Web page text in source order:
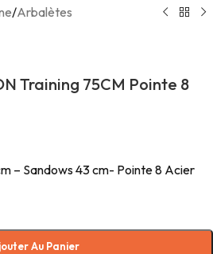
/Arbalètes
Training 75CM Pointe 8
– Sandows 43 cm- Pointe 8 Acier
Au Panier